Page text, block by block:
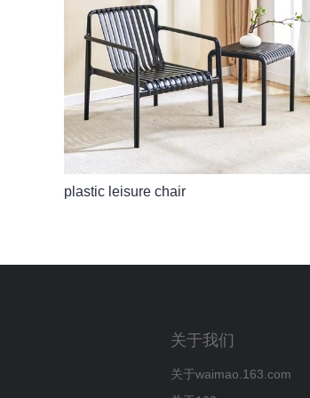
plastic leisure chair
关于我们
关于waimao.163.com